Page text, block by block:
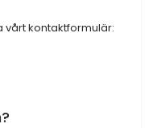
vårt kontaktformulär: